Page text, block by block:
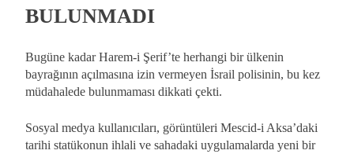
BULUNMADI
Bugüne kadar Harem-i Şerif’te herhangi bir ülkenin
bayrağının açılmasına izin vermeyen İsrail polisinin, bu kez
müdahalede bulunmaması dikkati çekti.
Sosyal medya kullanıcıları, görüntüleri Mescid-i Aksa’daki
tarihi statükonun ihlali ve sahadaki uygulamalarda yeni bir